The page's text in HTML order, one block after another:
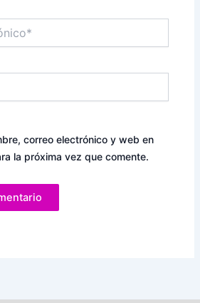
correo electrónico y web en
la próxima vez que comente.